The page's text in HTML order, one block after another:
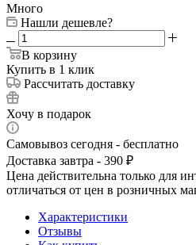
Много
Нашли дешевле?
В корзину
Купить в 1 клик
Рассчитать доставку
Хочу в подарок
Самовывоз сегодня - бесплатно
Доставка завтра - 390 ₽
Цена действительна только для
отличаться от цен в розничных
Характеристики
Отзывы